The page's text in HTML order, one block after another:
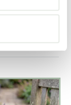
Hybriden